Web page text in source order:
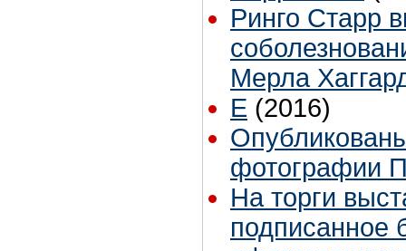
Ринго Старр
Мерла
E (2016)
фотографии
На торги
подписанное